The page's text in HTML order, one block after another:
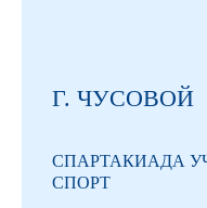
Г. ЧУСОВОЙ
СПАРТАКИАДА
СПОРТ